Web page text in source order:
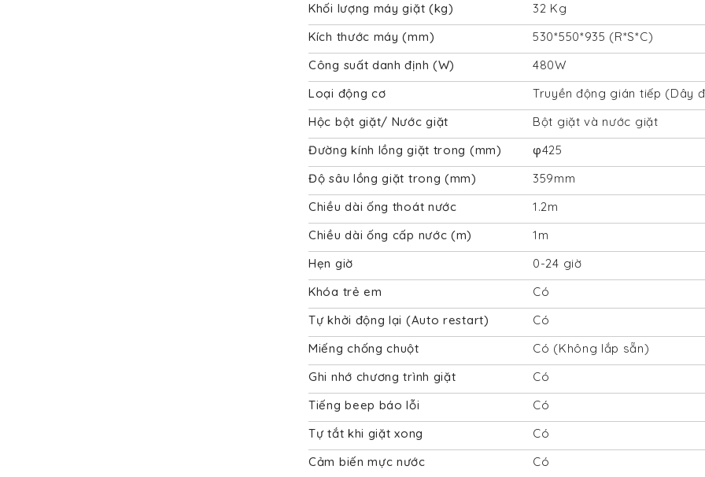
Khối lượng máy giặt (kg)
32 Kg
Kích thước máy (mm)
530*550*935 (R*S*C)
Công suất danh định (W)
480W
Loại động cơ
Truyền động gián tiếp (Dây
Hộc bột giặt/ Nước giặt
Bột giặt và nước giặt
Đường kính lồng giặt trong (mm)
φ425
Độ sâu lồng giặt trong (mm)
359mm
Chiều dài ống thoát nước
1.2m
Chiều dài ống cấp nước (m)
1m
Hẹn giờ
0-24 giờ
Khóa trẻ em
Có
Tự khởi động lại (Auto restart)
Có
Miếng chống chuột
Có (Không lắp sẵn)
Ghi nhớ chương trình giặt
Có
Tiếng beep báo lỗi
Có
Tự tắt khi giặt xong
Có
Cảm biến mực nước
Có